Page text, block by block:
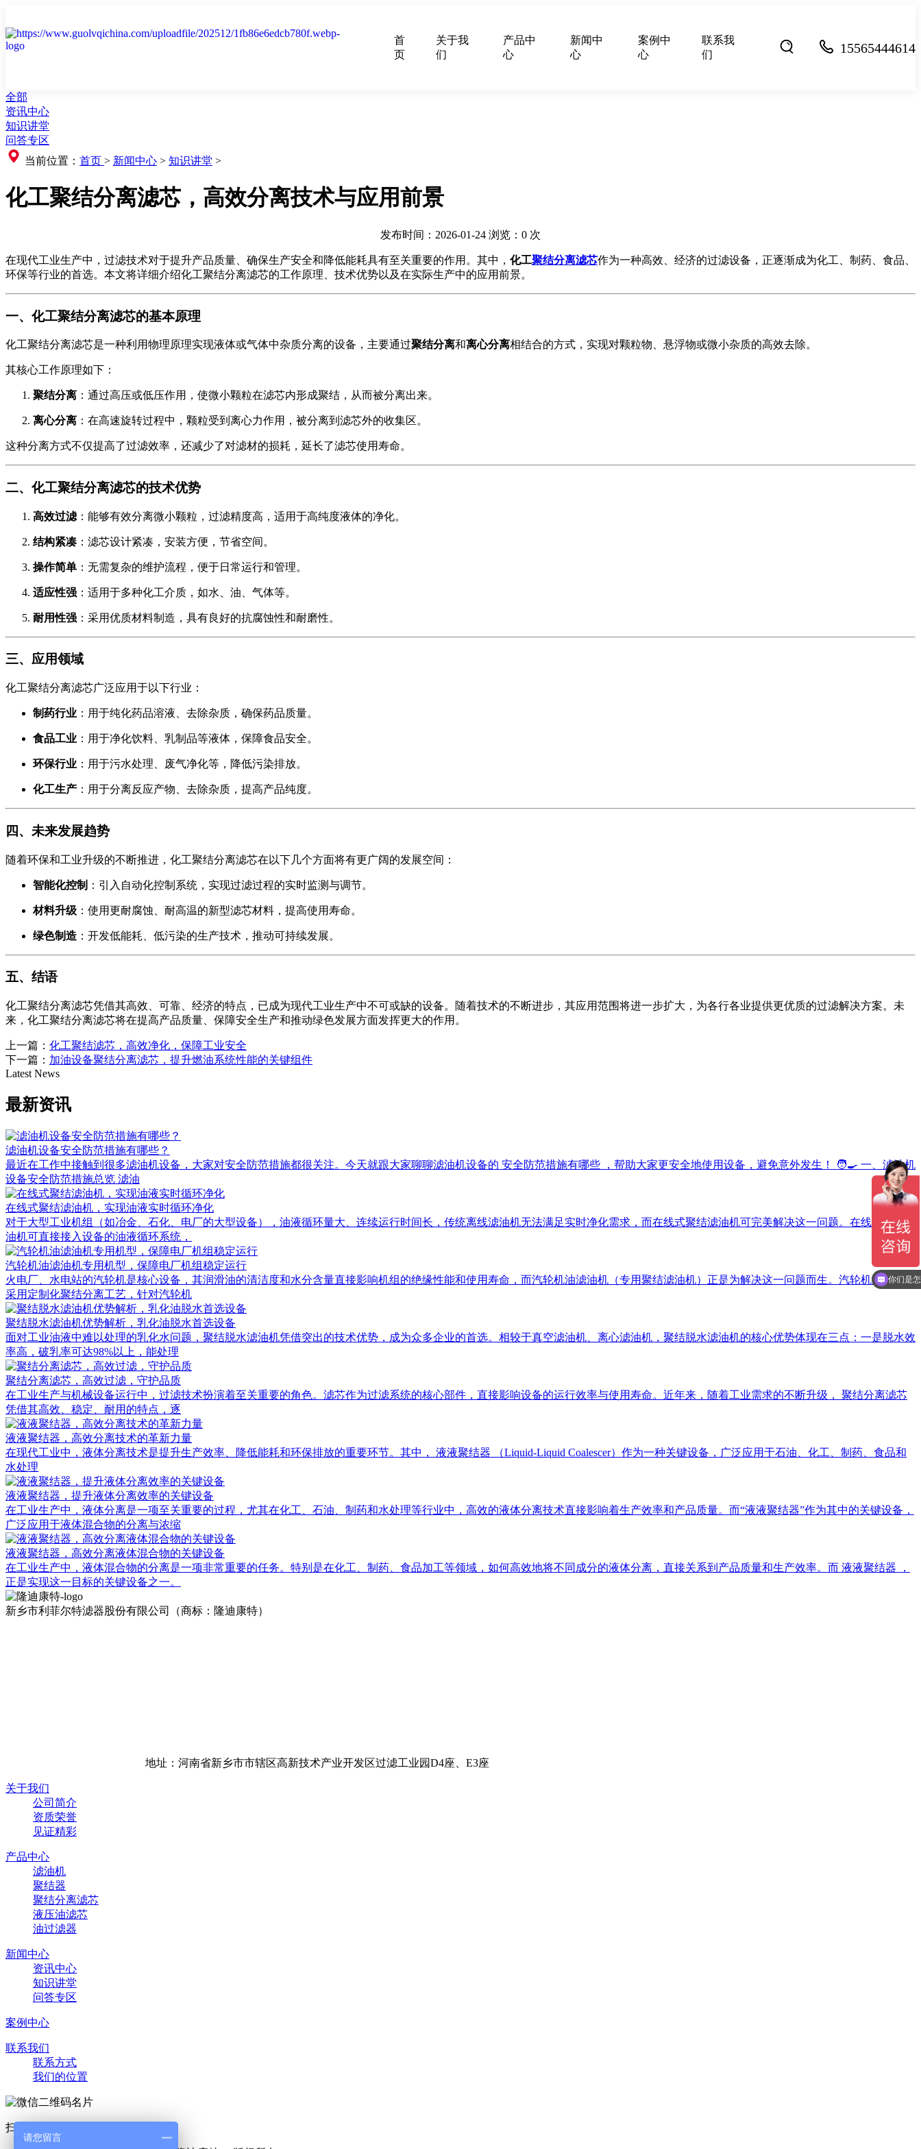
首
页
关于我
们
产品中
心
新闻中
心
案例中
心
联系我
们
15565444614
全部
资讯中心
知识讲堂
问答专区
当前位置： 首页 > 新闻中心 > 知识讲堂 >
化工聚结分离滤芯，高效分离技术与应用前景
发布时间：2026-01-24 浏览： 0 次
在现代工业生产中，过滤技术对于提升产品质量、确保生产安全和降低能耗具有至关重要的作用。其中， 化工聚结分离滤芯作为一种高效、经济的过滤设备，正逐渐成为化工、制药、食品、
环保等行业的首选。本文将详细介绍化工聚结分离滤芯的工作原理、技术优势以及在实际生产中的应用前景。
一、化工聚结分离滤芯的基本原理
化工聚结分离滤芯是一种利用物理原理实现液体或气体中杂质分离的设备，主要通过聚结分离和离心分离相结合的方式，实现对颗粒物、悬浮物或微小杂质的高效去除。
其核心工作原理如下：
聚结分离 ：通过高压或低压作用，使微小颗粒在滤芯内形成聚结，从而被分离出来。
离心分离 ：在高速旋转过程中，颗粒受到离心力作用，被分离到滤芯外的收集区。
这种分离方式不仅提高了过滤效率，还减少了对滤材的损耗，延长了滤芯使用寿命。
二、化工聚结分离滤芯的技术优势
高效过滤 ：能够有效分离微小颗粒，过滤精度高，适用于高纯度液体的净化。
结构紧凑 ：滤芯设计紧凑，安装方便，节省空间。
操作简单 ：无需复杂的维护流程，便于日常运行和管理。
适应性强 ：适用于多种化工介质，如水、油、气体等。
耐用性强 ：采用优质材料制造，具有良好的抗腐蚀性和耐磨性。
三、应用领域
化工聚结分离滤芯广泛应用于以下行业：
制药行业 ：用于纯化药品溶液、去除杂质，确保药品质量。
食品工业 ：用于净化饮料、乳制品等液体，保障食品安全。
环保行业 ：用于污水处理、废气净化等，降低污染排放。
化工生产 ：用于分离反应产物、去除杂质，提高产品纯度。
四、未来发展趋势
随着环保和工业升级的不断推进，化工聚结分离滤芯在以下几个方面将有更广阔的发展空间：
智能化控制 ：引入自动化控制系统，实现过滤过程的实时监测与调节。
材料升级 ：使用更耐腐蚀、耐高温的新型滤芯材料，提高使用寿命。
绿色制造 ：开发低能耗、低污染的生产技术，推动可持续发展。
五、结语
化工聚结分离滤芯凭借其高效、可靠、经济的特点，已成为现代工业生产中不可或缺的设备。随着技术的不断进步，其应用范围将进一步扩大，为各行各业提供更优质的过滤解决方案。未
来，化工聚结分离滤芯将在提高产品质量、保障安全生产和推动绿色发展方面发挥更大的作用。
上一篇： 化工聚结滤芯，高效净化，保障工业安全
下一篇： 加油设备聚结分离滤芯，提升燃油系统性能的关键组件
Latest News
最新资讯
滤油机设备安全防范措施有哪些？
最近在工作中接触到很多滤油机设备，大家对安全防范措施都很关注。今天就跟大家聊聊滤油机设备的 安全防范措施有哪些 ，帮助大家更安全地使用设备，避免意外发生！ 🧑‍🍳 一、滤油机
设备安全防范措施总览 滤油
在线式聚结滤油机，实现油液实时循环净化
对于大型工业机组（如冶金、石化、电厂的大型设备），油液循环量大、连续运行时间长，传统离线滤油机无法满足实时净化需求，而在线式聚结滤油机可完美解决这一问题。在线式聚结滤
油机可直接接入设备的油液循环系统，
汽轮机油滤油机专用机型，保障电厂机组稳定运行
火电厂、水电站的汽轮机是核心设备，其润滑油的清洁度和水分含量直接影响机组的绝缘性能和使用寿命，而汽轮机油滤油机（专用聚结滤油机）正是为解决这一问题而生。汽轮机油滤油机
采用定制化聚结分离工艺，针对汽轮机
聚结脱水滤油机优势解析，乳化油脱水首选设备
面对工业油液中难以处理的乳化水问题，聚结脱水滤油机凭借突出的技术优势，成为众多企业的首选。相较于真空滤油机、离心滤油机，聚结脱水滤油机的核心优势体现在三点：一是脱水效
率高，破乳率可达98%以上，能处理
聚结分离滤芯，高效过滤，守护品质
在工业生产与机械设备运行中，过滤技术扮演着至关重要的角色。滤芯作为过滤系统的核心部件，直接影响设备的运行效率与使用寿命。近年来，随着工业需求的不断升级， 聚结分离滤芯
凭借其高效、稳定、耐用的特点，逐
液液聚结器，高效分离技术的革新力量
在现代工业中，液体分离技术是提升生产效率、降低能耗和环保排放的重要环节。其中， 液液聚结器 （Liquid-Liquid Coalescer）作为一种关键设备，广泛应用于石油、化工、制药、食品和
水处理
液液聚结器，提升液体分离效率的关键设备
在工业生产中，液体分离是一项至关重要的过程，尤其在化工、石油、制药和水处理等行业中，高效的液体分离技术直接影响着生产效率和产品质量。而“液液聚结器”作为其中的关键设备，
广泛应用于液体混合物的分离与浓缩
液液聚结器，高效分离液体混合物的关键设备
在工业生产中，液体混合物的分离是一项非常重要的任务。特别是在化工、制药、食品加工等领域，如何高效地将不同成分的液体分离，直接关系到产品质量和生产效率。而 液液聚结器 ，
正是实现这一目标的关键设备之一。
新乡市利菲尔特滤器股份有限公司（商标：隆迪康特）
地址：河南省新乡市市辖区高新技术产业开发区过滤工业园D4座、E3座
关于我们
公司简介
资质荣誉
见证精彩
产品中心
滤油机
聚结器
聚结分离滤芯
液压油滤芯
油过滤器
新闻中心
资讯中心
知识讲堂
问答专区
案例中心
联系我们
联系方式
我们的位置
扫一扫 添加好友
你们是
请您留言